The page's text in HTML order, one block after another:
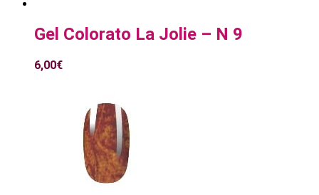
Gel Colorato La Jolie – N 9
6,00€